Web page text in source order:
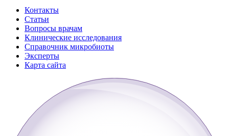
Контакты
Статьи
Вопросы врачам
Клинические исследования
Справочник микробиоты
Эксперты
Карта сайта